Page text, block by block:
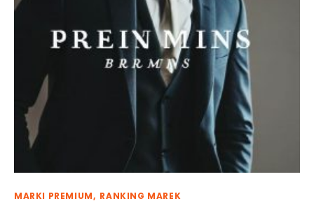
MARKI PREMIUM RANKING MAREK